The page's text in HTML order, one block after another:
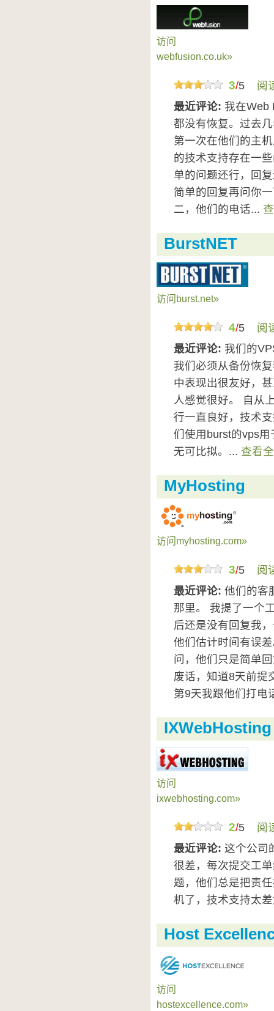
访问
webfusion.co.uk»
3/5
阅
最近评论: 我在Web
都没有恢复。过去
第一次在他们的主
的技术支持存在一
单的问题还行，回
简单的回复再问你
二，他们的电话...
BurstNET
访问burst.net»
4/5
阅
最近评论: 我们的
我们必须从备份恢
中表现出很友好，
人感觉很好。 自从
行一直良好，技术
们使用burst的vps
无可比拟。... 查看
MyHosting
访问myhosting.com»
3/5
阅
最近评论: 他们的客
那里。 我提了一个
后还是没有回复我
他们估计时间有误
问，他们只是简单
废话，知道8天前提
第9天我跟他们打电
IXWebHosting
访问
ixwebhosting.com»
2/5
阅
最近评论: 这个公司
很差，每次提交工
题，他们总是把责
机了，技术支持太
Host
访问
hostexcellence.com»